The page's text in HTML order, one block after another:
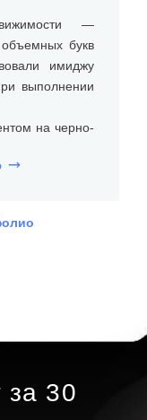
—
букв
имиджу
выполнении
на черно-
места
за 30